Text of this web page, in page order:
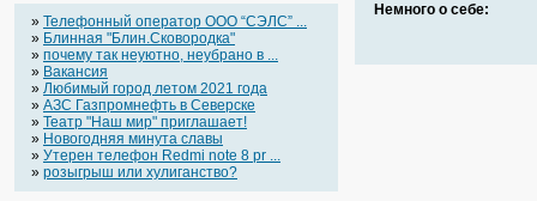
» Телефонный оператор OOO “СЭЛС” ...
» Блинная "Блин.Сковородка"
» почему так неуютно, неубрано в ...
» Вакансия
» Любимый город летом 2021 года
» АЗС Газпромнефть в Северске
» Театр "Наш мир" приглашает!
» Новогодняя минута славы
» Утерен телефон Redmi note 8 pr ...
» розыгрыш или хулиганство?
Немного о себе: